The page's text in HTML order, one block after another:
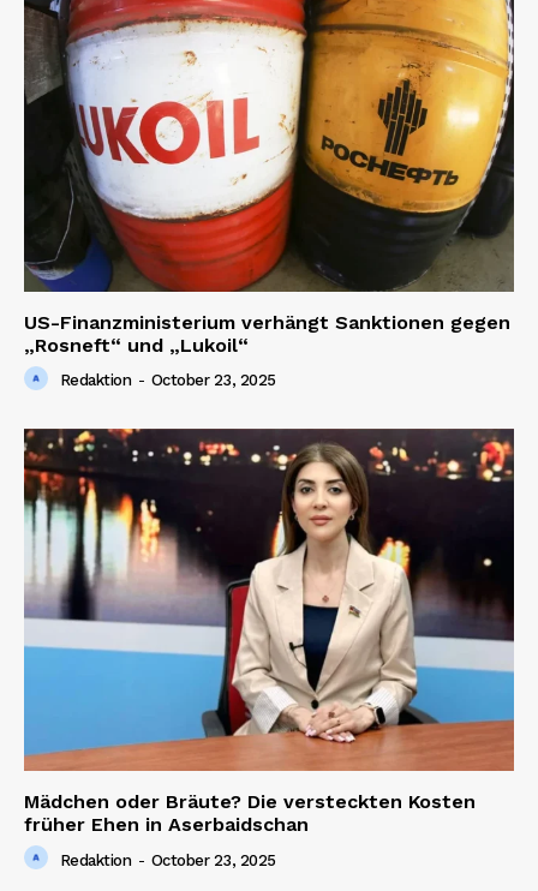
News Week
Magazine PRO
US-Finanzministerium verhängt Sanktionen gegen
„Rosneft“ und „Lukoil“
Redaktion - October 23, 2025
Mädchen oder Bräute? Die versteckten Kosten
früher Ehen in Aserbaidschan
Redaktion - October 23, 2025